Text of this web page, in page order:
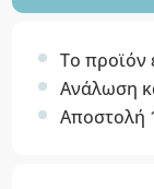
Το προϊόν
Ανάλωση
Αποστολή